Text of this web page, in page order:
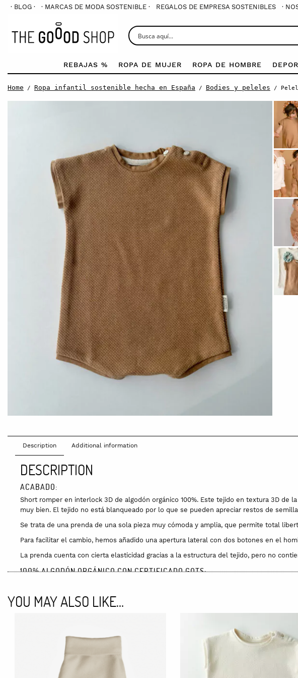
· BLOG · · MARCAS DE MODA SOSTENIBLE · REGALOS DE EMPRESA SOSTENIBLES ·
REBAJAS % ROPA DE MUJER ROPA DE HOMBRE
Home / Ropa infantil sostenible hecha en España / Bodies y peleles /
Description Additional information
DESCRIPTION
ACABADO:
Short romper en interlock 3D de algodón orgánico 100%. Este tejido en textura 3D de
muy bien. El tejido no está blanqueado por lo que se pueden apreciar restos de
Se trata de una prenda de una sola pieza muy cómoda y amplia, que permite total
Para facilitar el cambio, hemos añadido una apertura lateral con dos botones en el
La prenda cuenta con cierta elasticidad gracias a la estructura del tejido, pero no
100% ALGODÓN ORGÁNICO CON CERTIFICADO GOTS:
Tanto el tejido del cuerpo como el rib del cuello tienen cierta elasticidad gracias a la
TALLAS Y GUÍA DE TALLAS:
Este modelo talla grande pero recomendamos coger la talla habitual porque tiende a
3 a 6 meses: 61-69 cm
YOU MAY ALSO LIKE…